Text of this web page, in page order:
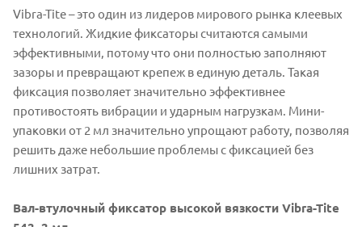
Vibra-Tite – это один из лидеров мирового рынка клеевых
технологий. Жидкие фиксаторы считаются самыми
эффективными, потому что они полностью заполняют
зазоры и превращают крепеж в единую деталь. Такая
фиксация позволяет значительно эффективнее
противостоять вибрации и ударным нагрузкам. Мини-
упаковки от 2 мл значительно упрощают работу, позволяя
решить даже небольшие проблемы с фиксацией без
лишних затрат.
Вал-втулочный фиксатор высокой вязкости Vibra-Tite